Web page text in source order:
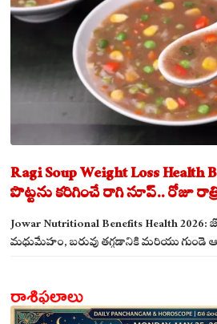
Ragi Soup Weight Loss Health
పొట్టను కరిగించే రాగి సూప్.. రోజూ
ఖాయం!
Jowar Nutritional Benefits Health
మధుమేహం, బరువు తగ్గడానికి మరియు గుండె
రాశిఫలాలు